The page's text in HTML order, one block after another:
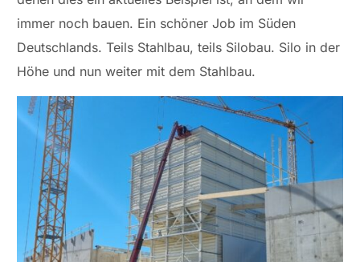
immer noch bauen. Ein schöner Job im Süden
Deutschlands. Teils Stahlbau, teils Silobau. Silo in der
Höhe und nun weiter mit dem Stahlbau.